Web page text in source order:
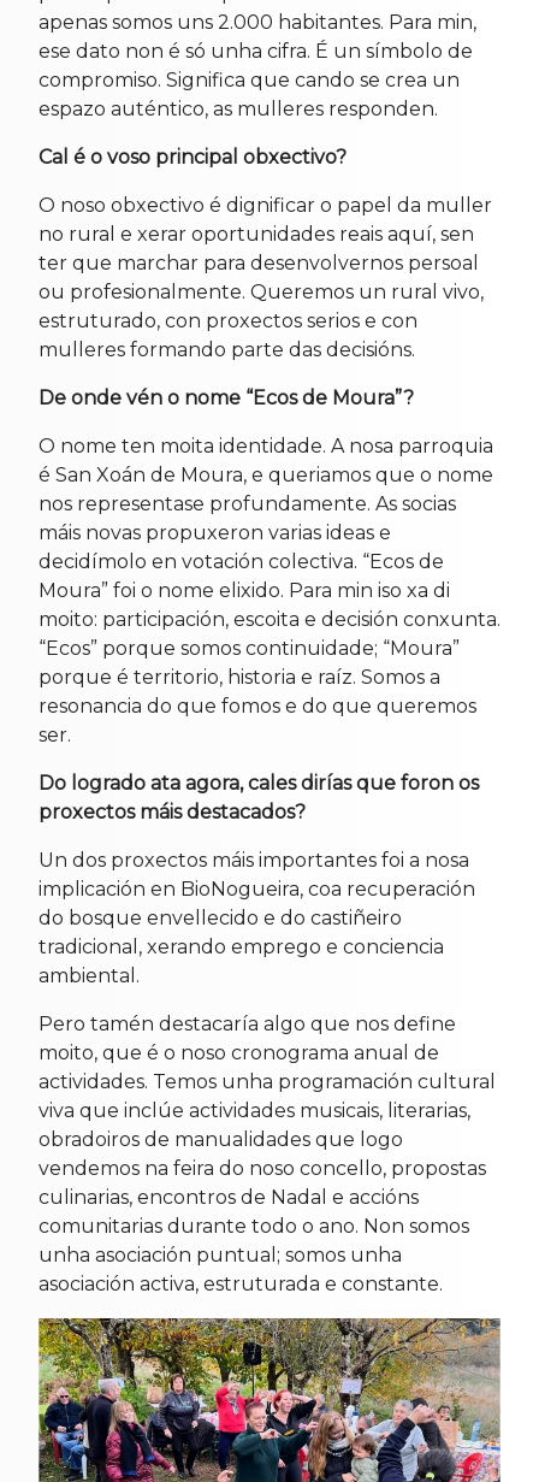
apenas somos uns 2.000 habitantes. Para min,
ese dato non é só unha cifra. É un símbolo de
compromiso. Significa que cando se crea un
espazo auténtico, as mulleres responden.
Cal é o voso principal obxectivo?
O noso obxectivo é dignificar o papel da muller
no rural e xerar oportunidades reais aquí, sen
ter que marchar para desenvolvernos persoal
ou profesionalmente. Queremos un rural vivo,
estruturado, con proxectos serios e con
mulleres formando parte das decisións.
De onde vén o nome “Ecos de Moura”?
O nome ten moita identidade. A nosa parroquia
é San Xoán de Moura, e queriamos que o nome
nos representase profundamente. As socias
máis novas propuxeron varias ideas e
decidímolo en votación colectiva. “Ecos de
Moura” foi o nome elixido. Para min iso xa di
moito: participación, escoita e decisión conxunta.
“Ecos” porque somos continuidade; “Moura”
porque é territorio, historia e raíz. Somos a
resonancia do que fomos e do que queremos
ser.
Do logrado ata agora, cales dirías que foron os
proxectos máis destacados?
Un dos proxectos máis importantes foi a nosa
implicación en BioNogueira, coa recuperación
do bosque envellecido e do castiñeiro
tradicional, xerando emprego e conciencia
ambiental.
Pero tamén destacaría algo que nos define
moito, que é o noso cronograma anual de
actividades. Temos unha programación cultural
viva que inclúe actividades musicais, literarias,
obradoiros de manualidades que logo
vendemos na feira do noso concello, propostas
culinarias, encontros de Nadal e accións
comunitarias durante todo o ano. Non somos
unha asociación puntual; somos unha
asociación activa, estruturada e constante.